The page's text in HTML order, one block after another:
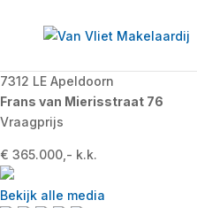
7312 LE Apeldoorn
Frans van Mierisstraat 76
Vraagprijs
€ 365.000,- k.k.
Bekijk alle media